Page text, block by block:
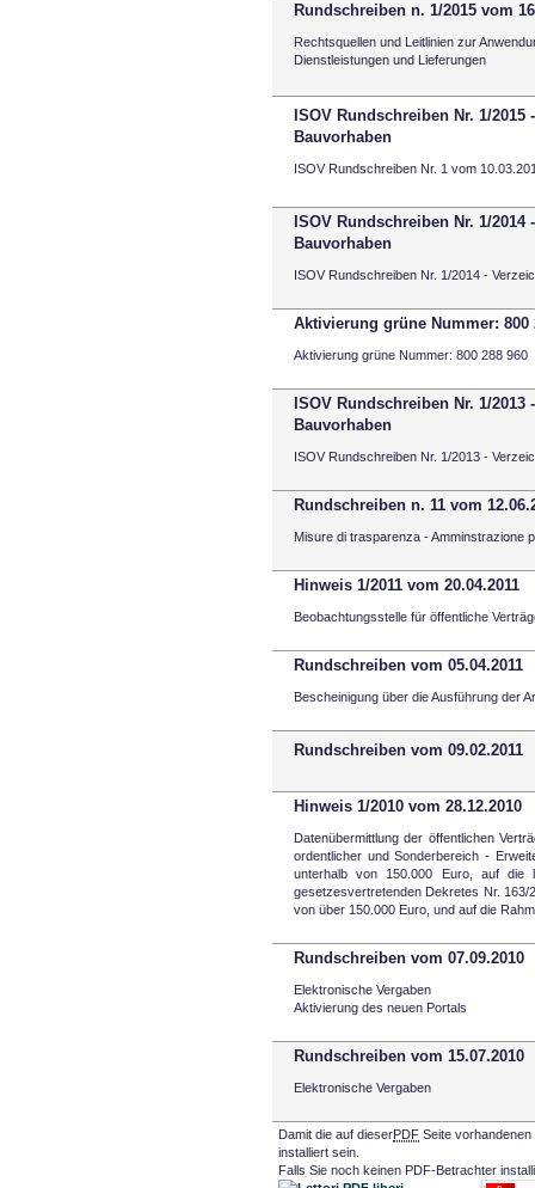
Damit die auf dieserPDF Seite
installiert sein.
Falls Sie noch keinen PDF-Betrachter
Rundschreiben n. 1/2015 vom
Rechtsquellen und Leitlinien zur
Dienstleistungen und Lieferungen
ISOV Rundschreiben Nr. 1/
Bauvorhaben
ISOV Rundschreiben Nr. 1 vom
ISOV Rundschreiben Nr. 1/
Bauvorhaben
ISOV Rundschreiben Nr. 1/2014 -
Aktivierung grüne Nummer: 800
Aktivierung grüne Nummer: 800 288 960
ISOV Rundschreiben Nr. 1/
Bauvorhaben
ISOV Rundschreiben Nr. 1/2013 -
Rundschreiben n. 11 vom
Misure di trasparenza - Amminstrazione
Hinweis 1/2011 vom 20.04.2011
Beobachtungsstelle für öffentliche
Rundschreiben vom 05.04.2011
Bescheinigung über die Ausführung der
Rundschreiben vom 09.02.2011
Hinweis 1/2010 vom 28.12.2010
Datenübermittlung der öffentlichen
ordentlicher und Sonderbereich -
unterhalb von 150.000 Euro, auf
gesetzesvertretenden Dekretes Nr. 163/
von über 150.000 Euro, und auf die
Rundschreiben vom 07.09.2010
Elektronische Vergaben
Aktivierung des neuen Portals
Rundschreiben vom 15.07.2010
Elektronische Vergaben